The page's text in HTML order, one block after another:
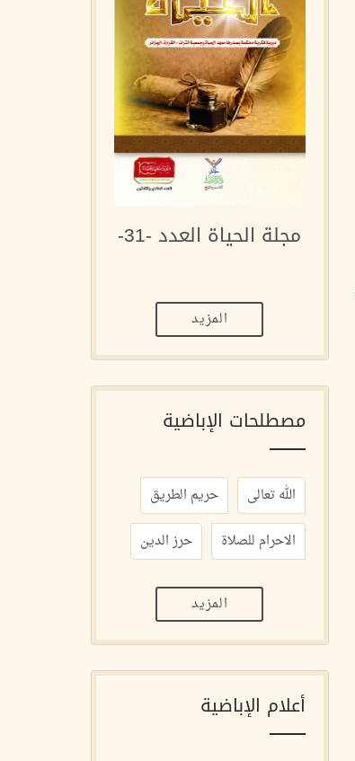
مجلة الحياة العدد -31-
المزيد
مصطلحات الإباضية
الله تعالى
حريم الطريق
الاحرام للصلاة
حرز الدين
المزيد
أعلام الإباضية